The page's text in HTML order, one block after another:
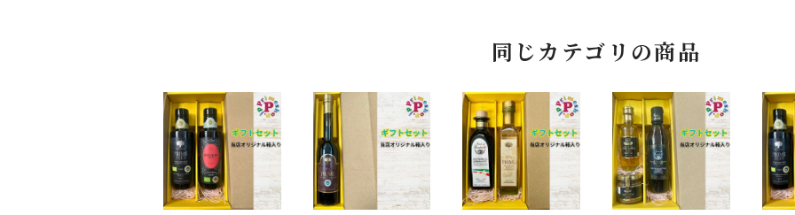
同じカテゴリの商品